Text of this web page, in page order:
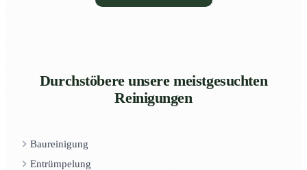
Durchstöbere unsere meistgesuchten
Reinigungen
Baureinigung
Entrümpelung